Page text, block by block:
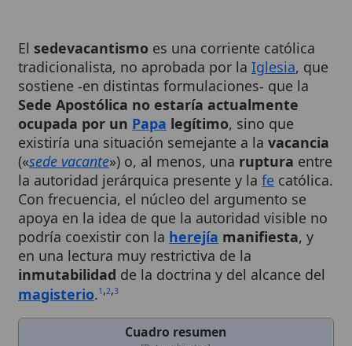
sostiene -en distintas formulaciones- que la
Sede Apostólica no estaría actualmente
ocupada por unPapalegítimo, sino que
existiría una situación semejante a lavacancia
(«sede vacante») o, al menos, unaruptura entre
la autoridad jerárquica presente y la fe católica.
Con frecuencia, el núcleo del argumento se
apoya en la idea de que la autoridad visible no
podría coexistir con laherejía manifiesta, y
en una lectura muy restrictiva de la
inmutabilidadde la doctrina y del alcance del
magisterio.1,2,3
Cuadro resumen
Término